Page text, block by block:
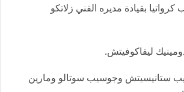
بقيادة مديره الفني زلاتكو
ليفاكوفيتش.
ستانيسيتش وجوسيب سوتالو ومارين